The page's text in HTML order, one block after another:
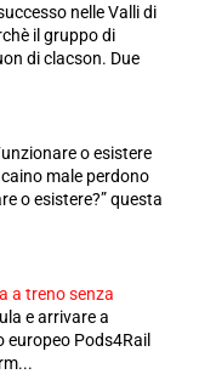
nelle Valli di
il gruppo di
di clacson. Due
o esistere
male perdono
o esistere?” questa
a treno senza
e arrivare a
Pods4Rail